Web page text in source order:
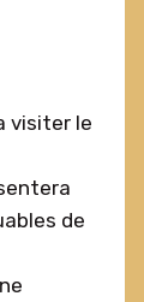
visiter le
de